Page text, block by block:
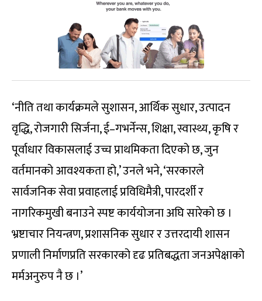
‘नीति तथा कार्यक्रमले सुशासन, आर्थिक सुधार, उत्पादन
वृद्धि, रोजगारी सिर्जना, ई–गभर्नेन्स, शिक्षा, स्वास्थ्य, कृषि र
पूर्वाधार विकासलाई उच्च प्राथमिकता दिएको छ, जुन
वर्तमानको आवश्यकता हो,’ उनले भने, ‘सरकारले
सार्वजनिक सेवा प्रवाहलाई प्रविधिमैत्री, पारदर्शी र
नागरिकमुखी बनाउने स्पष्ट कार्ययोजना अघि सारेको छ ।
भ्रष्टाचार नियन्त्रण, प्रशासनिक सुधार र उत्तरदायी शासन
प्रणाली निर्माणप्रति सरकारको दृढ प्रतिबद्धता जनअपेक्षाको
मर्मअनुरुप नै छ ।’